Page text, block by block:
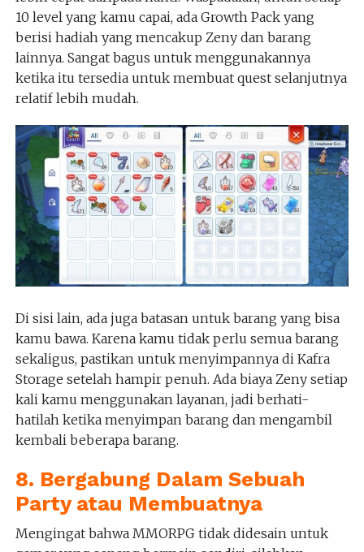
10 level yang kamu capai, ada Growth Pack yang
berisi hadiah yang mencakup Zeny dan barang
lainnya. Sangat bagus untuk menggunakannya
ketika itu tersedia untuk membuat quest selanjutnya
relatif lebih mudah.
Di sisi lain, ada juga batasan untuk barang yang bisa
kamu bawa. Karena kamu tidak perlu semua barang
sekaligus, pastikan untuk menyimpannya di Kafra
Storage setelah hampir penuh. Ada biaya Zeny setiap
kali kamu menggunakan layanan, jadi berhati-
hatilah ketika menyimpan barang dan mengambil
kembali beberapa barang.
8. Bergabung Dalam Sebuah
Party atau Membuatnya
Mengingat bahwa MMORPG tidak didesain untuk